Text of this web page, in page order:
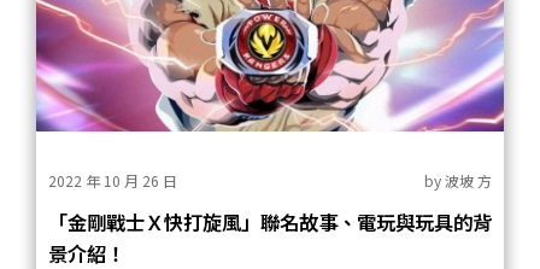
2022 年 10 月 26 日 by波坡 方
「金剛戰士Ｘ快打旋風」聯名故事、電玩與玩具的背
景介紹！